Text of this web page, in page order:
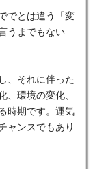
でとは違う「変
うまでもない
、それに伴った
、環境の変化、
時期です。運気
ャンスでもあり